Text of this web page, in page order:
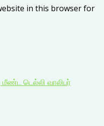
in this browser for
மீண்ட டெல்லி வாலிபர்